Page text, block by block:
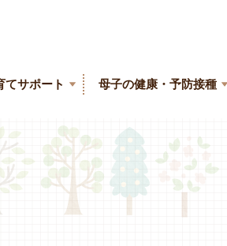
てサポート 母子の健康・予防接種